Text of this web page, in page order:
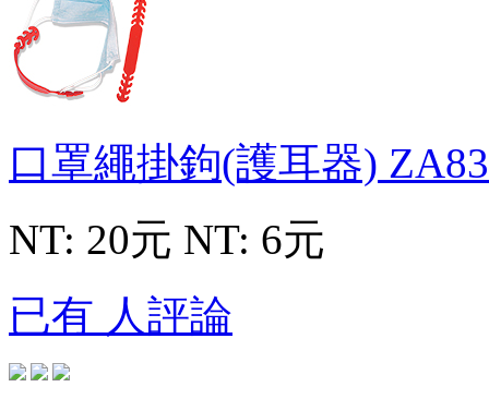
口罩繩掛鉤(護耳器)
NT: 20元 NT: 6元
已有 人評論